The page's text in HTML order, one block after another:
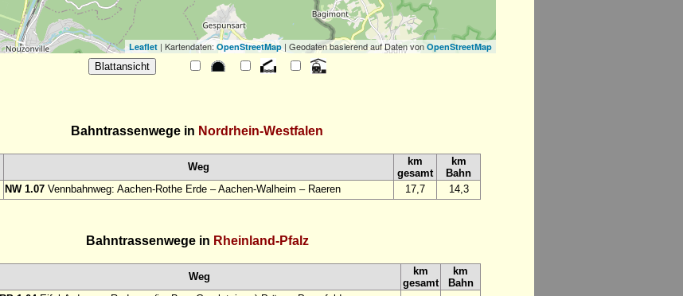
Leaflet| Kartendaten: OpenStreetMap| Geodaten basierend auf Daten von OpenStreetMap
Bahntrassenwege in Nordrhein-Westfalen
Weg
km
gesamt
km
Bahn
NW 1.07 Vennbahnweg: Aachen-Rothe Erde – Aachen-Walheim – Raeren 17,7 14,3
Bahntrassenwege in Rheinland-Pfalz
Weg
km
gesamt
km
Bahn